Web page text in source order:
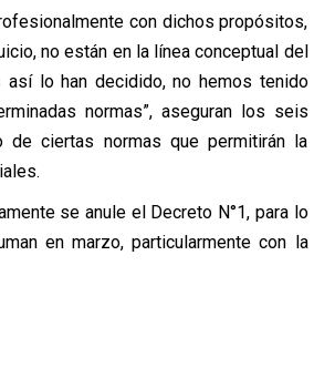
con dichos propósitos,
no están en la línea conceptual del
lo han decidido, no hemos tenido
normas”, aseguran los seis
ciertas normas que permitirán la
se anule el Decreto N°1, para lo
en marzo, particularmente con la